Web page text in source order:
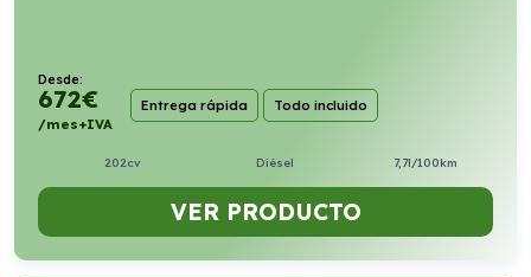
Desde:
672€
/mes+IVA
Entrega rápida Todo incluido
202cv Diésel 7,7l/100km
VER PRODUCTO